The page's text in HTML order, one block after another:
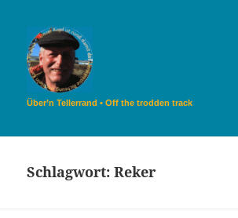
Über’n Tellerrand • Off the trodden track
Schlagwort:Reker